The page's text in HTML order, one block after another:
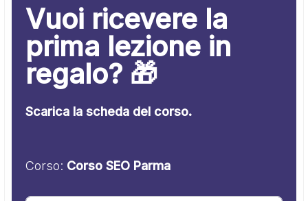
Vuoi ricevere la
prima lezione in
regalo? 🎁
Scarica la scheda del corso.
Corso: Corso SEO Parma